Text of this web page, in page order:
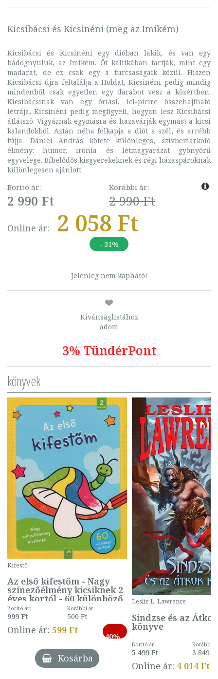
Kicsibácsi és Kicsinéni (meg az Imikém)
Kicsibácsi és Kicsinéni egy dióban lakik, és van egy
bádognyuluk, az Imikém. Őt kalitkában tartják, mint egy
madarat, de ez csak egy a furcsaságaik közül. Hiszen
Kicsibácsi újra feltalálja a Holdat, Kicsinéni pedig mindig
mindenből csak egyetlen egy darabot vesz a közértben.
Kicsibácsinak van egy óriási, ici-picire összehajtható
létrája, Kicsinéni pedig megfigyeli, hogyan lesz Kicsibácsi
átlátszó. Vigyáznak egymásra és hazavárják egymást a kicsi
kalandokból. Aztán néha felkapja a diót a szél, és arrébb
fújja. Dániel András kötete különleges, szívbemarkoló
élmény: humor, irónia és létmagyarázat gyönyörű
egyvelege. Bíbelődős kisgyerekeknek és régi házaspároknak
különlegesen ajánlott.
Borító ár:
2 990 Ft
Korábbi ár:
2 990 Ft
Online ár: 2 058 Ft
- 31%
Jelenleg nem kapható!
Kívánságlistához
adom
3% TündérPont
könyvek
Kifestő
Az első kifestőm - Nagy
színezőélmény kicsiknek 2
éves kortól - 60 különböző
mintával (gombás)
Borító ár:
999 Ft
Korábbi ár:
500 Ft
Online ár: 599 Ft
-
40%
Kosárba
Leslie L. Lawrence
Sindzse és az Átkok
könyve
Borító ár:
5 499 Ft
Korábbi
3 849 Ft
Online ár: 4 014 Ft